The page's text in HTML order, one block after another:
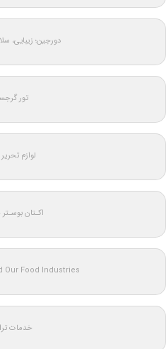
دورجین؛ زیبایی،
تور
لوازم
اکـتان
Our Food Industries
خدمات